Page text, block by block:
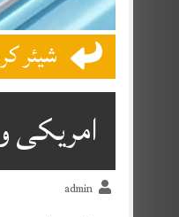
شیئر
امریکی
admin